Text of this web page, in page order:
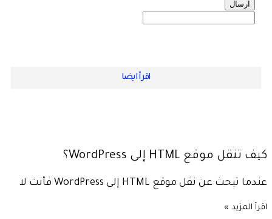
ارسال
اقرأ ايضا
كيف تنقل موقع HTML إلى WordPress؟
عندما تبحث عن نقل موقع HTML إلى WordPress فأنت لا
اقرأ المزيد »